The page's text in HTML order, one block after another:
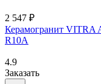
2 547 ₽
Керамогранит
R10A
4.9
Заказать